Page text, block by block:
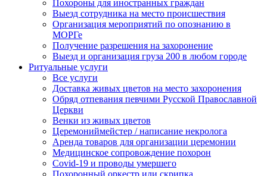
Похороны для иностранных граждан
Выезд сотрудника на место происшествия
Организация мероприятий по опознанию в
МОРГе
Получение разрешения на захоронение
Выезд и организация груза 200 в любом городе
Ритуальные услуги
Все услуги
Доставка живых цветов на место захоронения
Обряд отпевания певчими Русской Православной
Церкви
Венки из живых цветов
Церемониймейстер / написание некролога
Аренда товаров для организации церемонии
Медицинское сопровождение похорон
Covid-19 и проводы умершего
Похоронный оркестр или скрипка